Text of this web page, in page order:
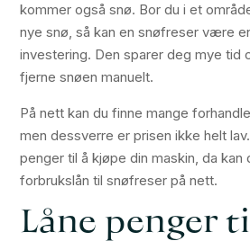
kommer også snø. Bor du i et
nye snø, så kan en snøfreser være
investering. Den sparer deg mye tid
fjerne snøen manuelt.
På nett kan du finne mange
men dessverre er prisen ikke helt
penger til å kjøpe din maskin, da kan
forbrukslån til snøfreser på nett.
Låne penger